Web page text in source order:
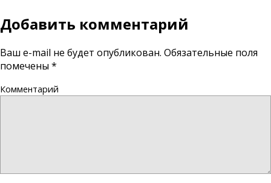
Добавить комментарий
Ваш e-mail не будет опубликован. Обязательные поля
помечены *
Комментарий